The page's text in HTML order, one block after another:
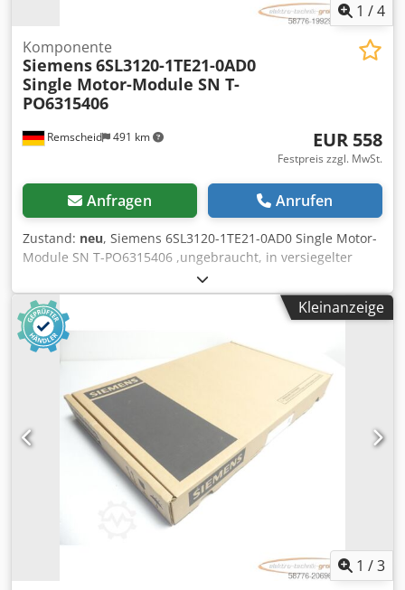
1 /4
Remscheid 491 km
Komponente
Siemens6SL3120-1TE21-0AD0
Single Motor-Module SN T-
PO6315406
EUR 558
Festpreis zzgl. MwSt.
Anfragen Anrufen
Zustand: neu, Siemens 6SL3120-1TE21-0AD0 Single Motor-
Module SN T-PO6315406 ,ungebraucht, in versiegelter
Originalverpackung, 100% funktionsfähig, Lieferumfang
gem. Fotos Cedoxag Tzspfx Ak Aeha
Kleinanzeige
1 /3